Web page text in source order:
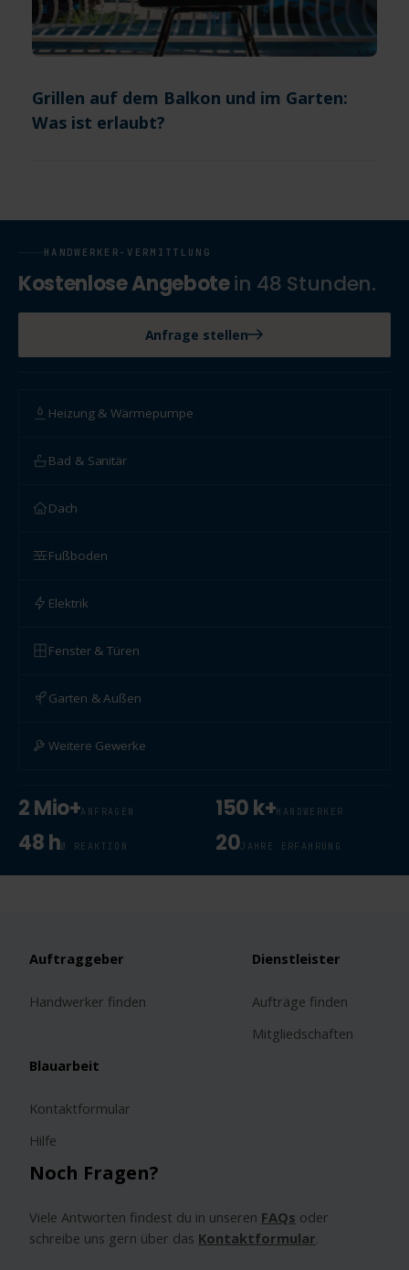
Grillen auf dem Balkon und im Garten:
Was ist erlaubt?
HANDWERKER-VERMITTLUNG
Kostenlose Angebotein 48 Stunden.
Anfrage stellen
Heizung & Wärmepumpe
Bad & Sanitär
Dach
Fußboden
Elektrik
Fenster & Türen
Garten & Außen
Weitere Gewerke
2 Mio+ANFRAGEN 150 k+HANDWERKER
48 hØ REAKTION 20JAHRE ERFAHRUNG
Noch Fragen?
Viele Antworten findest du in unseren FAQs oder
schreibe uns gern über das Kontaktformular.
Auftraggeber
Handwerker finden
Dienstleister
Aufträge finden
Mitgliedschaften
Blauarbeit
Kontaktformular
Hilfe